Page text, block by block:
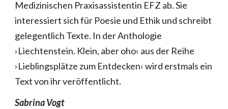
Medizinischen Praxisassistentin EFZ ab. Sie
interessiert sich für Poesie und Ethik und schreibt
gelegentlich Texte. In der Anthologie
›Liechtenstein. Klein, aber oho‹ aus der Reihe
›Lieblingsplätze zum Entdecken‹ wird erstmals ein
Text von ihr veröffentlicht.
Sabrina Vogt